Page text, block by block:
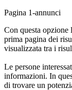
Pagina 1-annunci
Con questa opzione
prima pagina dei
visualizzata tra i
Le persone
informazioni. In
di trovare un